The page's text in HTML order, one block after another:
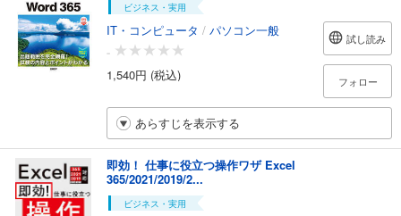
ビジネス・実用
IT・コンピュータ / パソコン一般
-
1,540円 (税込)
試し読み
フォロー
あらすじを表示する
即効！ 仕事に役立つ操作ワザ Excel
365/2021/2019/2...
ビジネス・実用